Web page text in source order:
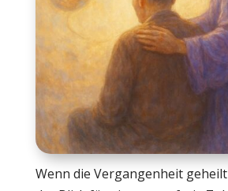
Wenn die Vergangenheit